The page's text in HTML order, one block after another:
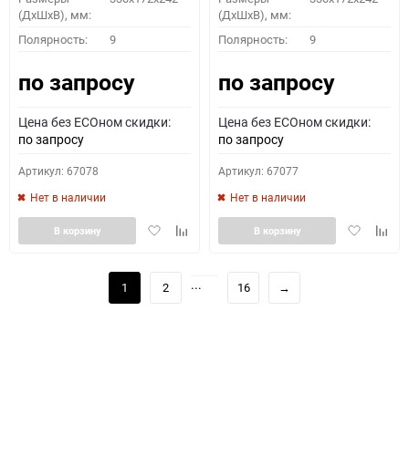
(ДхШхВ), мм:
Полярность: 9
по запросу
Цена без ECOном скидки:
по запросу
Артикул: 67078
Нет в наличии
ДобавитьДобавить
В корзину
(ДхШхВ), мм:
Полярность: 9
по запросу
Цена без ECOном скидки:
по запросу
Артикул: 67077
Нет в наличии
Добавить
В корзину
1 2 ... 16 →